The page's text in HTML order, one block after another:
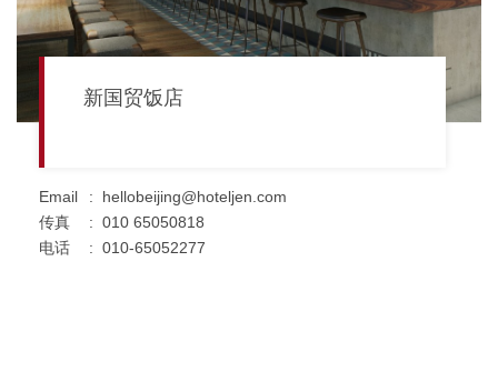
新国贸饭店
Email :
hellobeijing@hoteljen.com
传真
: 010 65050818
电话
: 010-65052277